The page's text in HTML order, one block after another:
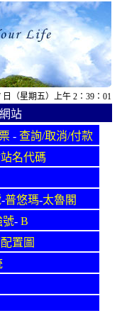
日（星期五）上午 2：39：01
站
- 查詢/取消/付款
名代碼
-普悠瑪-太魯閣
號- B
置圖